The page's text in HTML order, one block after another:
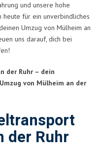
und unsere hohe
heute für ein unverbindliches
Umzug von Mülheim an
uns darauf, dich bei
der Ruhr – dein
von Mülheim an der
der Ruhr